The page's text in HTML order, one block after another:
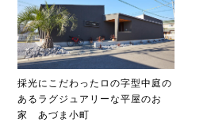
採光にこだわったロの字型中庭の
あるラグジュアリーな平屋のお
家 あづま小町